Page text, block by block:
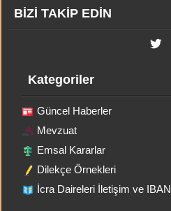
BİZİ TAKİP EDİN
Kategoriler
Güncel Haberler
Mevzuat
Emsal Kararlar
Dilekçe Örnekleri
İcra Daireleri İletişim ve IBAN